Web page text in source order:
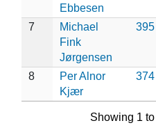
Ebbesen
7
Michael
Fink
Jørgensen
395
8
Per Alnor
Kjær
374
Showing 1